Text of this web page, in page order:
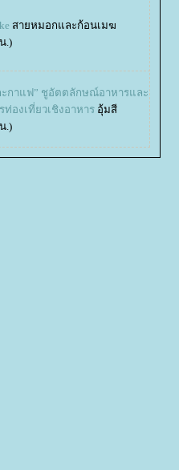
สายหมอกและก้อนเมฆ
.)
ะกาแฟ” ชูอัตตลักษณ์อาหารและ
องเที่ยวเชิงอาหาร อุ้มสี
.)